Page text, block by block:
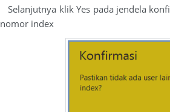
Selanjutnya klik Yes pada jendela
nomor index